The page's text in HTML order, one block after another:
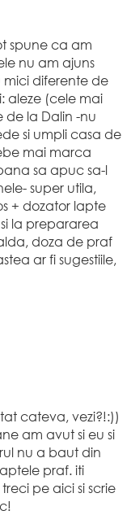
spune ca am
nu am ajuns
mici diferente de
aleze (cele mai
de la Dalin -nu
si umpli casa de
mai marca
sa apuc sa-l
super utila,
+ dozator lapte
la prepararea
doza de praf
ar fi sugestiile,
cateva, vezi?!:))
am avut si eu si
nu a baut din
praf. iti
pe aici si scrie